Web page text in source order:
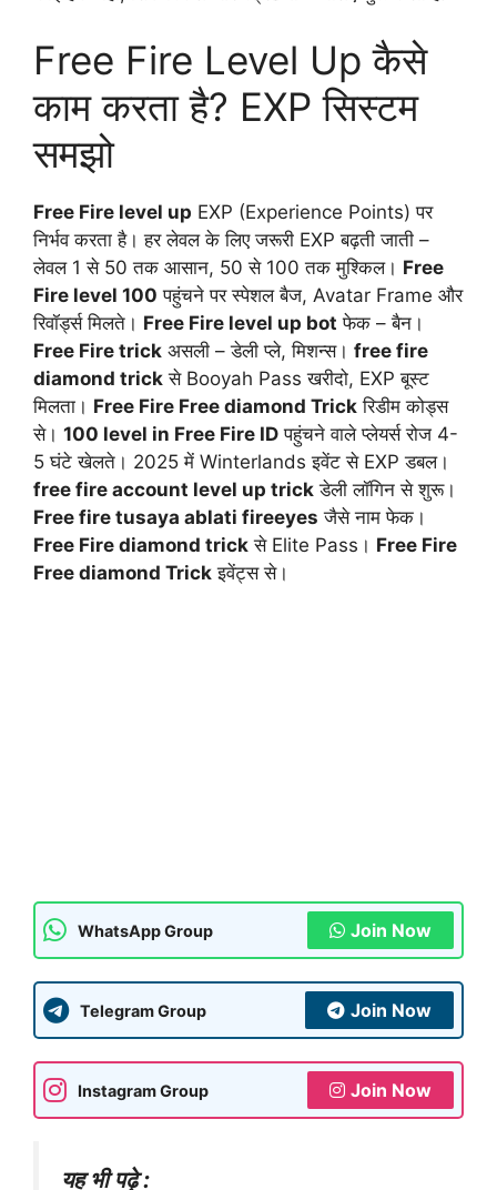
Free Fire Level Up कैसे
काम करता है? EXP सिस्टम
समझो
Free Fire level up EXP (Experience Points) पर
निर्भव करता है। हर लेवल के लिए जरूरी EXP बढ़ती जाती –
लेवल 1 से 50 तक आसान, 50 से 100 तक मुश्किल। Free
Fire level 100 पहुंचने पर स्पेशल बैज, Avatar Frame और
रिवॉर्ड्स मिलते। Free Fire level up bot फेक – बैन।
Free Fire trick असली – डेली प्ले, मिशन्स। free fire
diamond trick से Booyah Pass खरीदो, EXP बूस्ट
मिलता। Free Fire Free diamond Trick रिडीम कोड्स
से। 100 level in Free Fire ID पहुंचने वाले प्लेयर्स रोज 4-
5 घंटे खेलते। 2025 में Winterlands इवेंट से EXP डबल।
free fire account level up trick डेली लॉगिन से शुरू।
Free fire tusaya ablati fireeyes जैसे नाम फेक।
Free Fire diamond trick से Elite Pass। Free Fire
Free diamond Trick इवेंट्स से।
WhatsApp Group Join Now
Telegram Group Join Now
Instagram Group Join Now
यह भी पढ़े :